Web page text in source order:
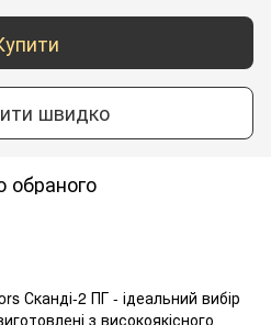
швидко
обраного
Сканді-2 ПГ - ідеальний вибір
з високоякісного